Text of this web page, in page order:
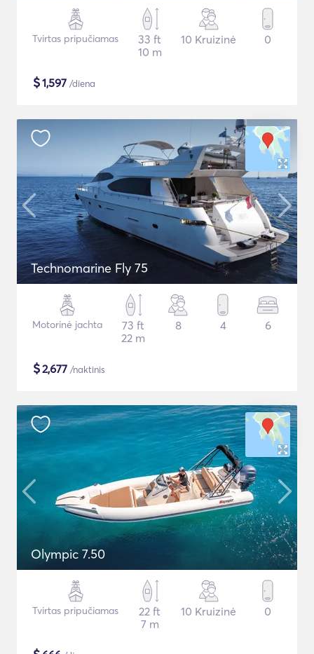
Tvirtas pripučiamas
33 ft
10 m
10 Kruizinė 0
$1,597 /diena
Technomarine Fly 75
Motorinė jachta
73 ft
22 m
8 4 6
$2,677 /naktinis
Olympic 7.50
Tvirtas pripučiamas
22 ft
7 m
10 Kruizinė 0